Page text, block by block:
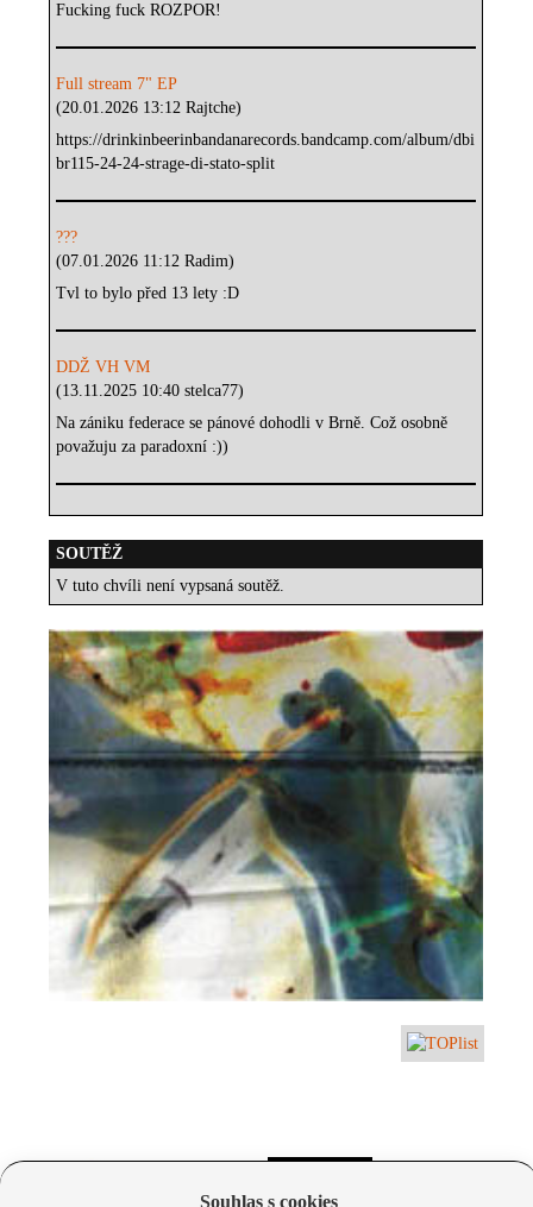
Fucking fuck ROZPOR!
Full stream 7" EP
(20.01.2026 13:12 Rajtche)
https://drinkinbeerinbandanarecords.bandcamp.com/album/dbi
br115-24-24-strage-di-stato-split
???
(07.01.2026 11:12 Radim)
Tvl to bylo před 13 lety :D
DDŽ VH VM
(13.11.2025 10:40 stelca77)
Na zániku federace se pánové dohodli v Brně. Což osobně
považuju za paradoxní :))
SOUTĚŽ
V tuto chvíli není vypsaná soutěž.
Souhlas s cookies